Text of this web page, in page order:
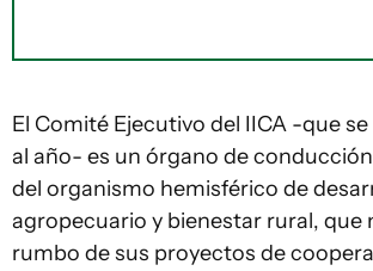
El Comité Ejecutivo del IICA -que
al año- es un órgano de
del organismo hemisférico de
agropecuario y bienestar rural, que
rumbo de sus proyectos de